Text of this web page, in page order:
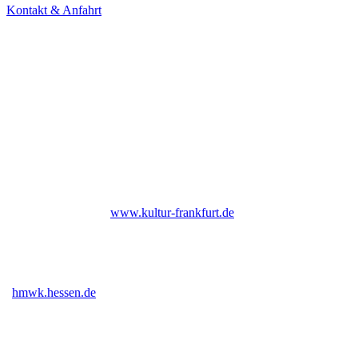
Kontakt & Anfahrt
www.kultur-frankfurt.de
hmwk.hessen.de